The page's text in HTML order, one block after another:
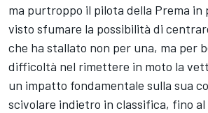
ma purtroppo il pilota della Prema in
visto sfumare la possibilità di
che ha stallato non per una, ma per
difficoltà nel rimettere in moto la
un impatto fondamentale sulla sua
scivolare indietro in classifica, fino al